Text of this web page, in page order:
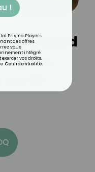
» : quand
le
!
Prisma Players
des offres
vous
intégré
vos droits,
Confidentialité.